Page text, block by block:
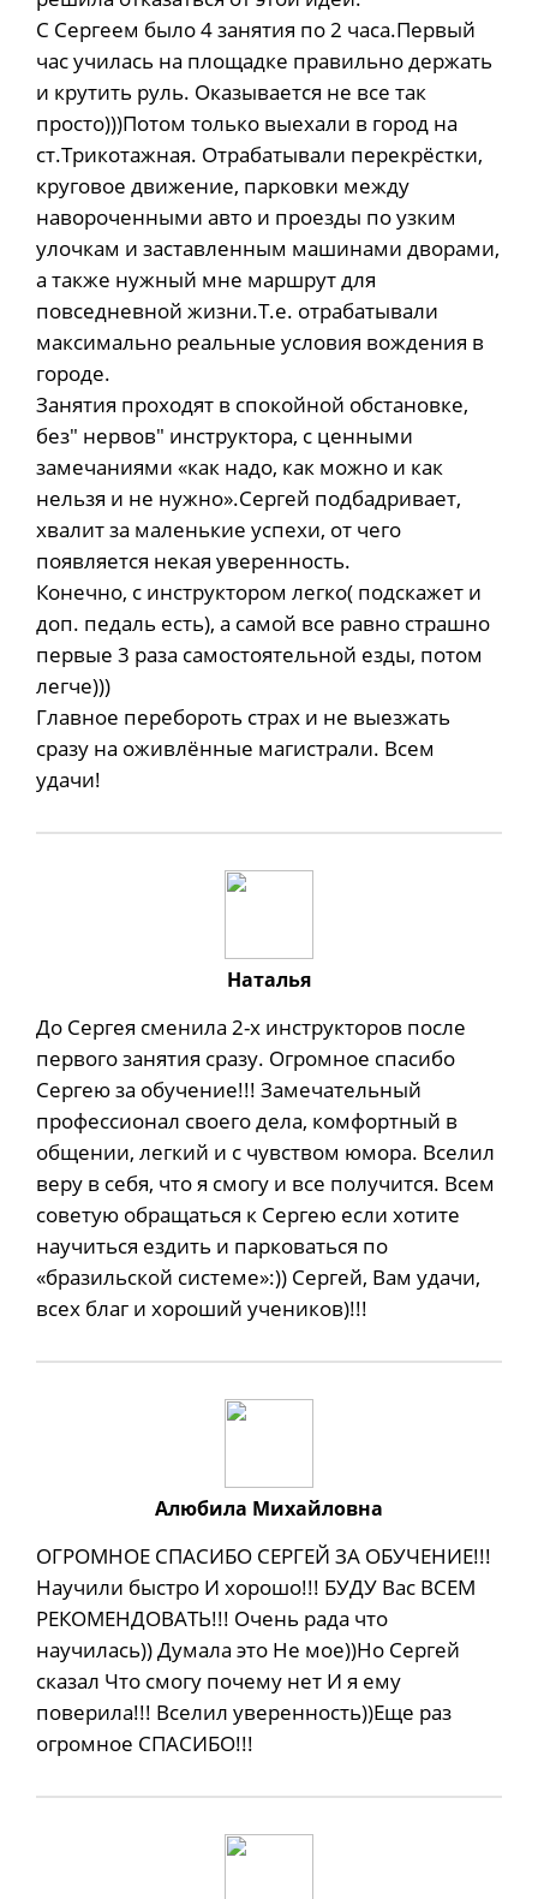
С Сергеем было 4 занятия по 2 часа.Первый
час училась на площадке правильно держать
и крутить руль. Оказывается не все так
просто)))Потом только выехали в город на
ст.Трикотажная. Отрабатывали перекрёстки,
круговое движение, парковки между
навороченными авто и проезды по узким
улочкам и заставленным машинами дворами,
а также нужный мне маршрут для
повседневной жизни.Т.е. отрабатывали
максимально реальные условия вождения в
городе.
Занятия проходят в спокойной обстановке,
без" нервов" инструктора, с ценными
замечаниями «как надо, как можно и как
нельзя и не нужно».Сергей подбадривает,
хвалит за маленькие успехи, от чего
появляется некая уверенность.
Конечно, с инструктором легко( подскажет и
доп. педаль есть), а самой все равно страшно
первые 3 раза самостоятельной езды, потом
легче)))
Главное перебороть страх и не выезжать
сразу на оживлённые магистрали. Всем
удачи!
Наталья
До Сергея сменила 2-х инструкторов после
первого занятия сразу. Огромное спасибо
Сергею за обучение!!! Замечательный
профессионал своего дела, комфортный в
общении, легкий и с чувством юмора. Вселил
веру в себя, что я смогу и все получится. Всем
советую обращаться к Сергею если хотите
научиться ездить и парковаться по
«бразильской системе»:)) Сергей, Вам удачи,
всех благ и хороший учеников)!!!
Алюбила Михайловна
ОГРОМНОЕ СПАСИБО СЕРГЕЙ ЗА ОБУЧЕНИЕ!!!
Научили быстро И хорошо!!! БУДУ Вас ВСЕМ
РЕКОМЕНДОВАТЬ!!! Очень рада что
научилась)) Думала это Не мое))Но Сергей
сказал Что смогу почему нет И я ему
поверила!!! Вселил уверенность))Еще раз
огромное СПАСИБО!!!